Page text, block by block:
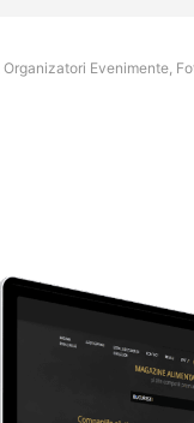
Evenimente,